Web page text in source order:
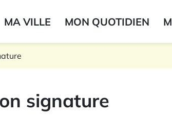
MA VILLE MON QUOTIDIEN
signature